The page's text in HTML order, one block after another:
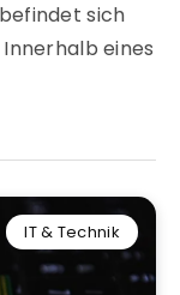
sich
eines
IT & Technik